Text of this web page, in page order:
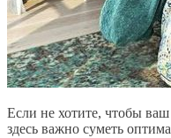
Если не хотите, чтобы
здесь важно суметь